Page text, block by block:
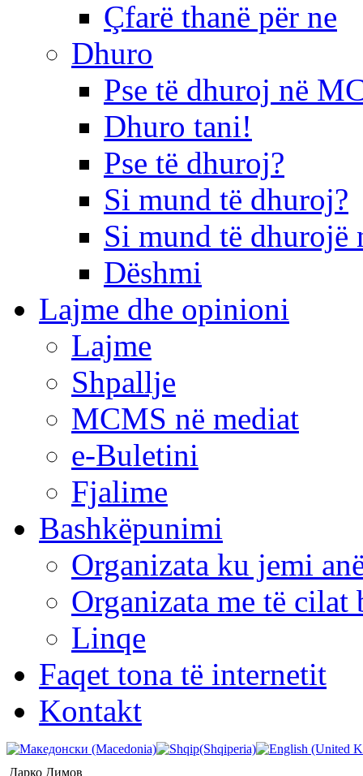
Çfarë thanë për ne
Dhuro
Pse të dhuroj në
Dhuro tani!
Pse të dhuroj?
Si mund të dhuroj?
Si mund të dhurojë
Dëshmi
Lajme dhe opinioni
Lajme
Shpallje
MCMS në mediat
e-Buletini
Fjalime
Bashkëpunimi
Organizata ku jemi
Organizata me të cilat
Linqe
Faqet tona të internetit
Kontakt
Дарко Димов